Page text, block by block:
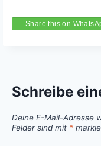
Share this on
Schreibe
Deine E-Mail-Adresse
Felder sind mit *